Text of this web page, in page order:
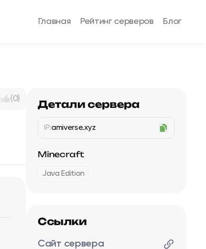
Главная Рейтинг серверов Блог
(0) Детали сервера
IP:amiverse.xyz
Minecraft
Java Edition
Ссылки
Сайт сервера